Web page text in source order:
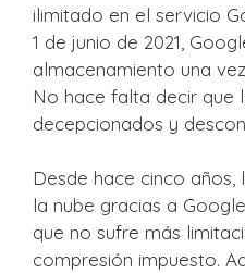
ilimitado en el servicio
1 de junio de 2021,
almacenamiento una
No hace falta decir que
decepcionados y
Desde hace cinco años,
la nube gracias a
que no sufre más
compresión impuesto.